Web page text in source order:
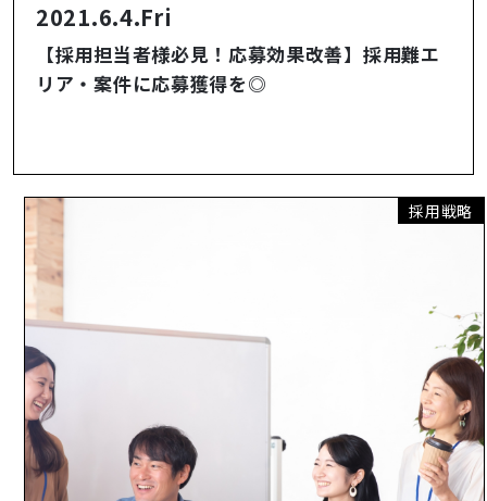
2021.6.4.Fri
【採用担当者様必見！応募効果改善】採用難エ
リア・案件に応募獲得を◎
採用戦略